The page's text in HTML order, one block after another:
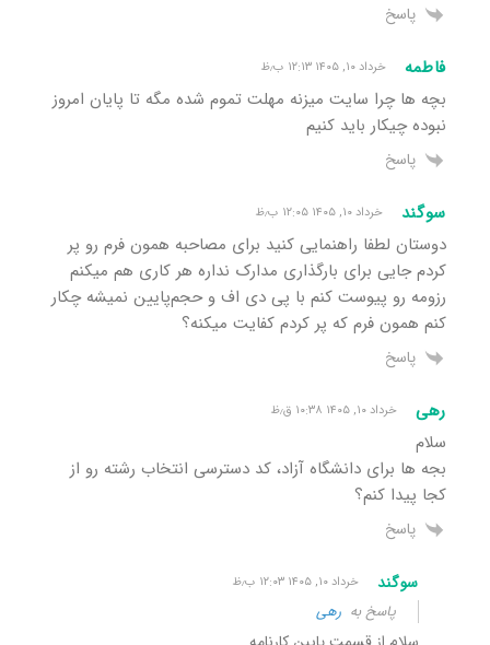
پاسخ
فاطمه خرداد ۱۰, ۱۴۰۵ ۱۲:۱۳ ب٫ظ
بچه ها چرا سایت میزنه مهلت تموم شده مگه تا پایان امروز
نبوده چیکار باید کنیم
پاسخ
سوگند خرداد ۱۰, ۱۴۰۵ ۱۲:۰۵ ب٫ظ
دوستان لطفا راهنمایی کنید برای مصاحبه همون فرم رو پر
کردم جایی برای بارگذاری مدارک نداره هر کاری هم میکنم
رزومه رو پیوست کنم با پی دی اف و حجم‌پایین نمیشه چکار
کنم همون فرم که پر کردم کفایت میکنه؟
پاسخ
رهی خرداد ۱۰, ۱۴۰۵ ۱۰:۳۸ ق٫ظ
سلام
بجه ها برای دانشگاه آزاد، کد دسترسی انتخاب رشته رو از
کجا پیدا کنم؟
پاسخ
سوگند خرداد ۱۰, ۱۴۰۵ ۱۲:۰۳ ب٫ظ
پاسخ به رهی